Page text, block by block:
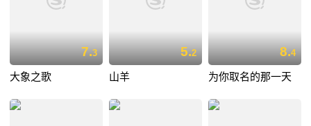
7.3
大象之歌
5.2
山羊
8.4
为你取名的那一天